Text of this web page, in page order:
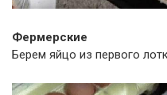
Фермерские
Берем яйцо из первого